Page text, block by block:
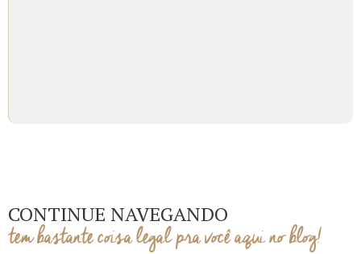
CONTINUE NAVEGANDO
tem bastante coisa legal pra você aqui no blog!